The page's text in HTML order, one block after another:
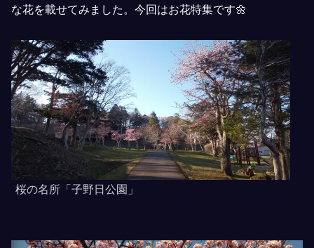
な花を載せてみました。今回はお花特集です🌼
桜の名所「子野日公園」